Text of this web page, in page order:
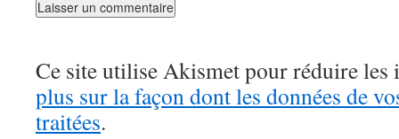
Ce site utilise Akismet pour réduire les
plus sur la façon dont les données de
traitées.